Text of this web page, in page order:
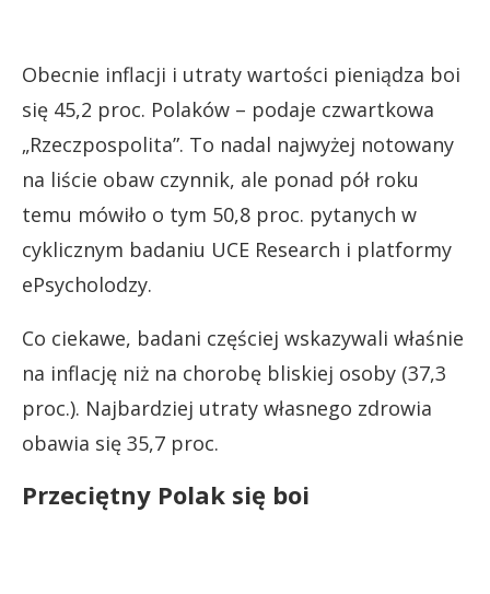
Obecnie inflacji i utraty wartości pieniądza boi
się 45,2 proc. Polaków – podaje czwartkowa
„Rzeczpospolita”. To nadal najwyżej notowany
na liście obaw czynnik, ale ponad pół roku
temu mówiło o tym 50,8 proc. pytanych w
cyklicznym badaniu UCE Research i platformy
ePsycholodzy.
Co ciekawe, badani częściej wskazywali właśnie
na inflację niż na chorobę bliskiej osoby (37,3
proc.). Najbardziej utraty własnego zdrowia
obawia się 35,7 proc.
Przeciętny Polak się boi